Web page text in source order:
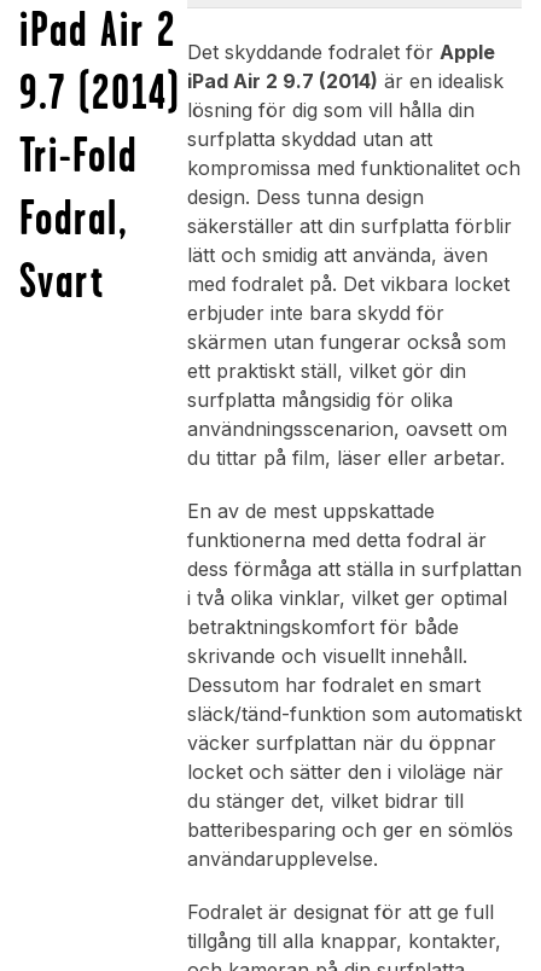
iPad Air 2
9.7 (2014)
Tri-Fold
Fodral,
Svart
Det skyddande fodralet för Apple
iPad Air 2 9.7 (2014) är en idealisk
lösning för dig som vill hålla din
surfplatta skyddad utan att
kompromissa med funktionalitet och
design. Dess tunna design
säkerställer att din surfplatta förblir
lätt och smidig att använda, även
med fodralet på. Det vikbara locket
erbjuder inte bara skydd för
skärmen utan fungerar också som
ett praktiskt ställ, vilket gör din
surfplatta mångsidig för olika
användningsscenarion, oavsett om
du tittar på film, läser eller arbetar.
En av de mest uppskattade
funktionerna med detta fodral är
dess förmåga att ställa in surfplattan
i två olika vinklar, vilket ger optimal
betraktningskomfort för både
skrivande och visuellt innehåll.
Dessutom har fodralet en smart
släck/tänd-funktion som automatiskt
väcker surfplattan när du öppnar
locket och sätter den i viloläge när
du stänger det, vilket bidrar till
batteribesparing och ger en sömlös
användarupplevelse.
Fodralet är designat för att ge full
tillgång till alla knappar, kontakter,